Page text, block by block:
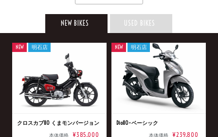
NEW BIKES USED BIKES
クロスカブ110 くまモンバージョン
本体価格 ¥385,000
NEW 明石店
Dio110･ベーシック
本体価格 ¥239,800
NEW 明石店